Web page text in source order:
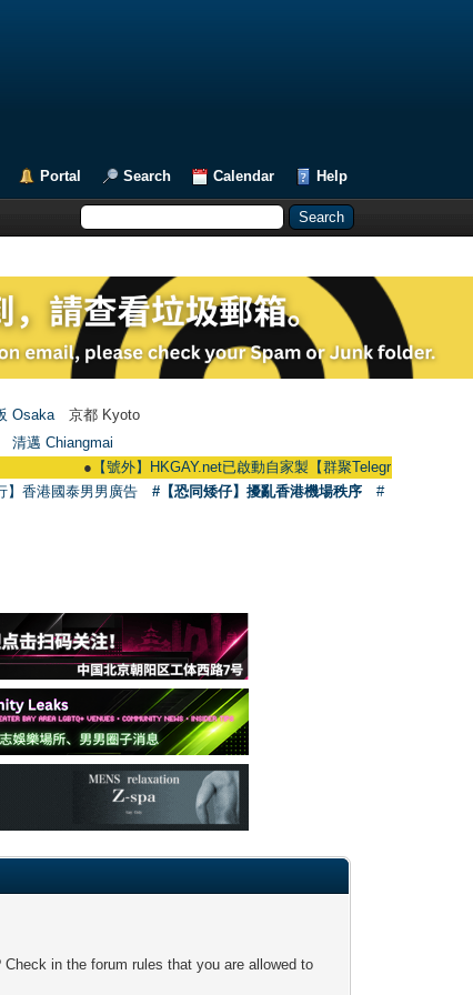
Portal Search Calendar Help
Osaka 京都 Kyoto
清邁 Chiangmai
【號外】HKGAY.net已啟動自家製【群聚Telegram群組】
】香港國泰男男廣告 #【恐同矮仔】擾亂香港機場秩序
#
in the forum rules that you are allowed to